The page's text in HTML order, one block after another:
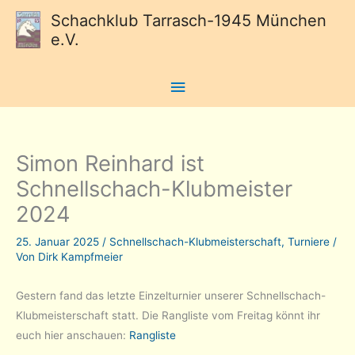
Schachklub Tarrasch-1945 München
e.V.
Hauptmenü
Simon Reinhard ist
Schnellschach-Klubmeister
2024
25. Januar 2025 / Schnellschach-Klubmeisterschaft, Turniere /
Von Dirk Kampfmeier
Gestern fand das letzte Einzelturnier unserer Schnellschach-
Klubmeisterschaft statt. Die Rangliste vom Freitag könnt ihr
euch hier anschauen: Rangliste